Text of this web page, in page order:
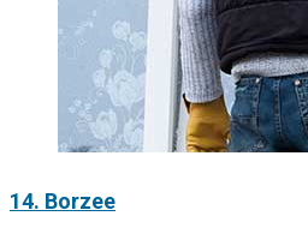
14. Borzee